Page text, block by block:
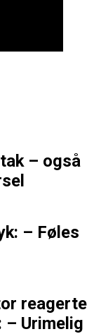
– også
– Føles
reagerte
– Urimelig